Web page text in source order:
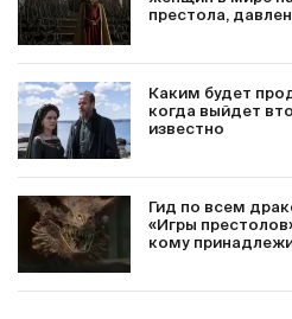
престола,
Каким будет
когда выйдет
известно
Гид по всем
«Игры
кому